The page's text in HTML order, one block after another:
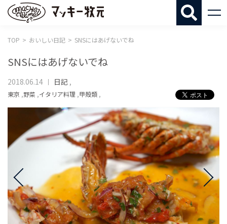
TOP おいしい日記 SNSにはあげないでね
SNSにはあげないでね
2018.06.14 日記 ,
東京 ,野菜 ,イタリア料理 ,甲殻類 ,